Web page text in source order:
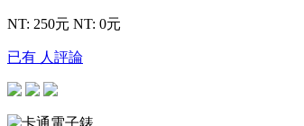
NT: 250元 NT: 0元
已有 人評論